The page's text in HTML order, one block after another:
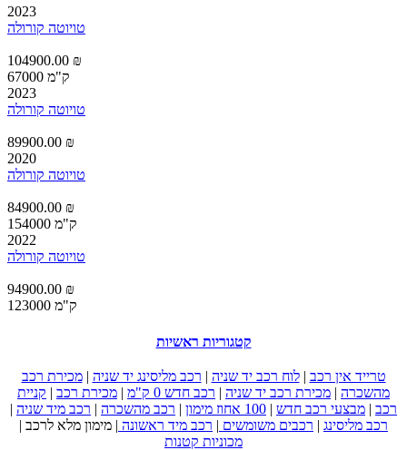
2023
טויוטה קורולה
104900.00 ₪
67000 ק"מ
2023
טויוטה קורולה
89900.00 ₪
2020
טויוטה קורולה
84900.00 ₪
154000 ק"מ
2022
טויוטה קורולה
94900.00 ₪
123000 ק"מ
קטגוריות ראשיות
טרייד אין רכב |לוח רכב יד שניה | רכב מליסינג יד שניה |מכירת רכב
מהשכרה | מכירת רכב יד שניה | רכב חדש 0 ק"מ | מכירת רכב | קניית
רכב | מבצעי רכב חדש | 100 אחוז מימון | רכב מהשכרה | רכב מיד שניה |
רכב מליסינג | רכבים משומשים | רכב מיד ראשונה | מימון מלא לרכב |
מכוניות קטנות